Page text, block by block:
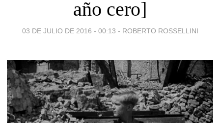
año cero]
03 DE JULIO DE 2016 - 00:13 - ROBERTO ROSSELLINI